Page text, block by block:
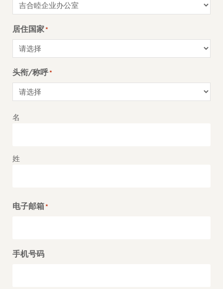
居住国家*
头衔/称呼*
Name
名
姓
电子邮箱*
手机号码